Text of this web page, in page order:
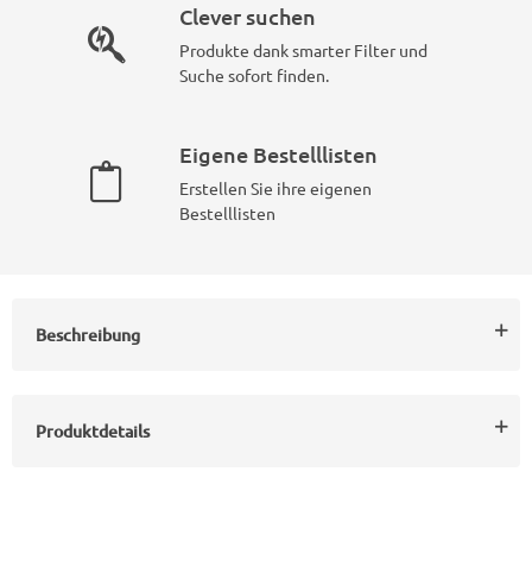
Clever suchen
Produkte dank smarter Filter und
Suche sofort finden.
Eigene Bestelllisten
Erstellen Sie ihre eigenen
Bestelllisten
Beschreibung
Produktdetails